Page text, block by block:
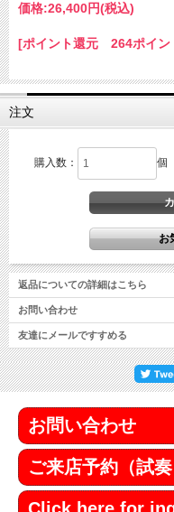
価格:26,400円(税込)
[ポイント還元 264ポイン
注文
購入数： 個
返品についての詳細はこちら
お問い合わせ
友達にメールですすめる
お問い合わせ
ご来店予約（試奏